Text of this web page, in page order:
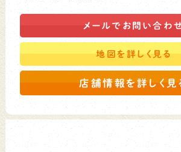
メールで お問い合わ
地図を詳しく見る
店舗情報を詳しく見